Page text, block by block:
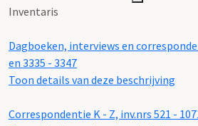
Inventaris
Dagboeken, interviews en
en 3335 - 3347
Toon details van deze beschrijving
Correspondentie K - Z, inv.nrs 521 -